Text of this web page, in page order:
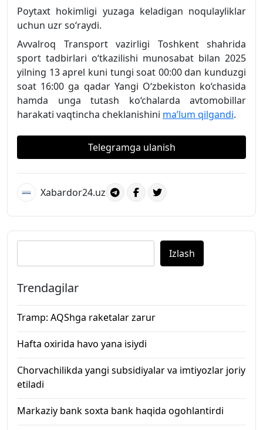
Poytaxt hokimligi yuzaga keladigan noqulayliklar
uchun uzr so‘raydi.
Avvalroq Transport vazirligi Toshkent shahrida
sport tadbirlari o‘tkazilishi munosabat bilan 2025
yilning 13 aprel kuni tungi soat 00:00 dan kunduzgi
soat 16:00 ga qadar Yangi O‘zbekiston ko‘chasida
hamda unga tutash ko‘chalarda avtomobillar
harakati vaqtincha cheklanishini ma’lum qilgandi.
Telegramga ulanish
Xabardor24.uz
Izlash
Trendagilar
Tramp: AQShga raketalar zarur
Hafta oxirida havo yana isiydi
Chorvachilikda yangi subsidiyalar va imtiyozlar joriy
etiladi
Markaziy bank soxta bank haqida ogohlantirdi